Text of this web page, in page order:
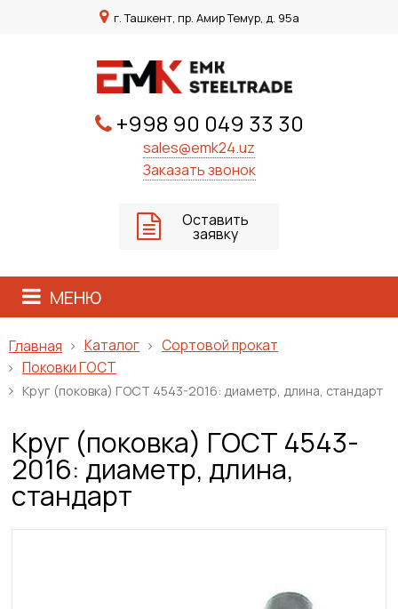
г. Ташкент, пр. Амир Темур, д. 95а
+998 90 049 33 30
sales@emk24.uz
Заказать звонок
Оставить
заявку
МЕНЮ
Главная Каталог
Сортовой прокат
Поковки ГОСТ
Круг (поковка) ГОСТ 4543-2016: диаметр, длина, стандарт
Круг (поковка) ГОСТ 4543-
2016: диаметр, длина,
стандарт